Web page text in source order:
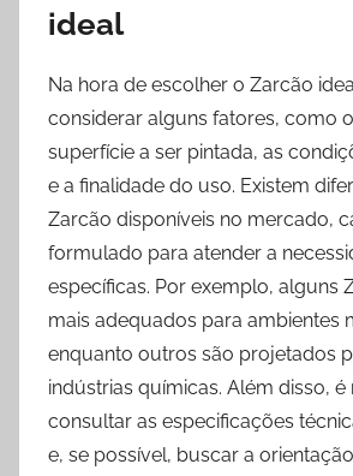
ideal
Na hora de escolher o Zarcão
considerar alguns fatores, como
superfície a ser pintada, as
e a finalidade do uso. Existem
Zarcão disponíveis no mercado,
formulado para atender a
específicas. Por exemplo, alguns
mais adequados para ambientes
enquanto outros são projetados
indústrias químicas. Além disso,
consultar as especificações
e, se possível, buscar a